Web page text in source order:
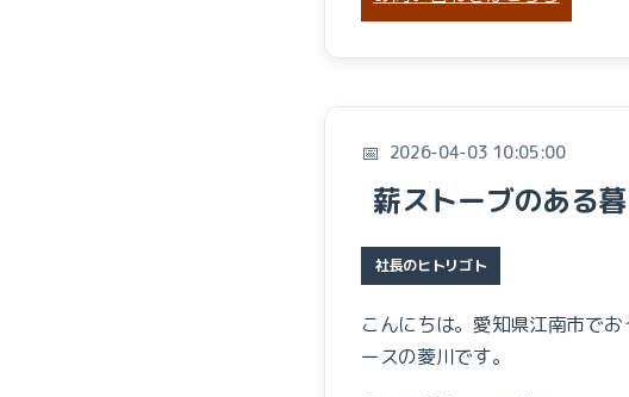
2026-04-03 10:05:00
薪ストーブのある
社長のヒトリゴト
こんにちは。愛知県江南市で
ースの菱川です。